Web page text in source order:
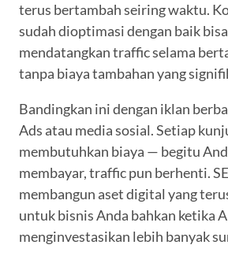
terus bertambah seiring waktu.
sudah dioptimasi dengan baik
mendatangkan traffic selama
tanpa biaya tambahan yang
Bandingkan ini dengan iklan
Ads atau media sosial. Setiap
membutuhkan biaya — begitu
membayar, traffic pun berhenti.
membangun aset digital yang
untuk bisnis Anda bahkan ketika
menginvestasikan lebih banyak